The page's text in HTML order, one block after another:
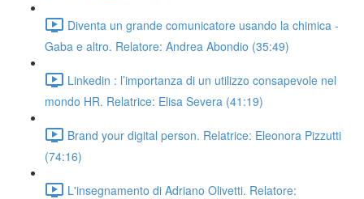
Diventa un grande comunicatore usando la chimica -
Gaba e altro. Relatore: Andrea Abondio (35:49)
Linkedin : l’importanza di un utilizzo consapevole nel
mondo HR. Relatrice: Elisa Severa (41:19)
Brand your digital person. Relatrice: Eleonora Pizzutti
(74:16)
L'insegnamento di Adriano Olivetti. Relatore: